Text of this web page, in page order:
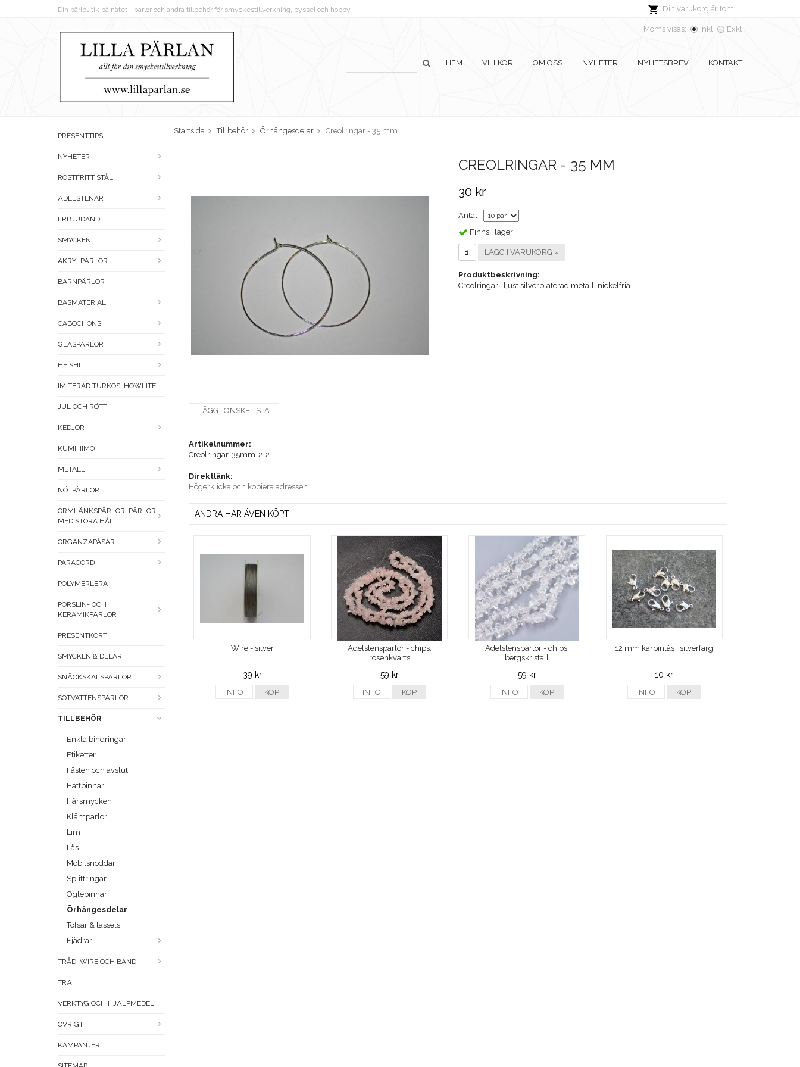
Din varukorg är tom!
Din pärlbutik på nätet - pärlor och andra tillbehör för smyckestillverkning, pyssel och hobby
Moms visas: Inkl Exkl
HEM VILLKOR OM OSS NYHETER NYHETSBREV KONTAKT
PRESENTTIPS!
NYHETER
ROSTFRITT STÅL
ÄDELSTENAR
ERBJUDANDE
SMYCKEN
AKRYLPÄRLOR
BARNPÄRLOR
BASMATERIAL
CABOCHONS
GLASPÄRLOR
HEISHI
IMITERAD TURKOS, HOWLITE
JUL OCH RÖTT
KEDJOR
KUMIHIMO
METALL
NÖTPÄRLOR
ORMLÄNKSPÄRLOR, PÄRLOR
MED STORA HÅL
ORGANZAPÅSAR
PARACORD
POLYMERLERA
PORSLIN- OCH
KERAMIKPÄRLOR
PRESENTKORT
SMYCKEN & DELAR
SNÄCKSKALSPÄRLOR
SÖTVATTENSPÄRLOR
TILLBEHÖR
Enkla bindringar
Etiketter
Fästen och avslut
Hattpinnar
Hårsmycken
Klämpärlor
Lim
Lås
Mobilsnoddar
Splittringar
Öglepinnar
Örhängesdelar
Tofsar & tassels
Fjädrar
TRÅD, WIRE OCH BAND
TRÄ
VERKTYG OCH HJÄLPMEDEL
ÖVRIGT
KAMPANJER
Startsida Tillbehör Örhängesdelar Creolringar - 35 mm
CREOLRINGAR - 35 MM
30 kr
Antal
Finns i lager
LÄGG I VARUKORG »
Produktbeskrivning:
Creolringar i ljust silverpläterad metall, nickelfria
LÄGG I ÖNSKELISTA
Artikelnummer:
Creolringar-35mm-2-2
Direktlänk:
Högerklicka och kopiera adressen
ANDRA HAR ÄVEN KÖPT
Wire - silver
39 kr
INFO KÖP
Ädelstenspärlor - chips,
rosenkvarts
59 kr
INFO KÖP
Ädelstenspärlor - chips,
bergskristall
59 kr
INFO KÖP
12 mm karbinlås i silverfärg
10 kr
INFO KÖP